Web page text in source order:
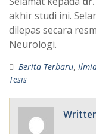
akhir studi ini.
dilepas secara
Neurologi.
Berita Terbaru,
Tesis